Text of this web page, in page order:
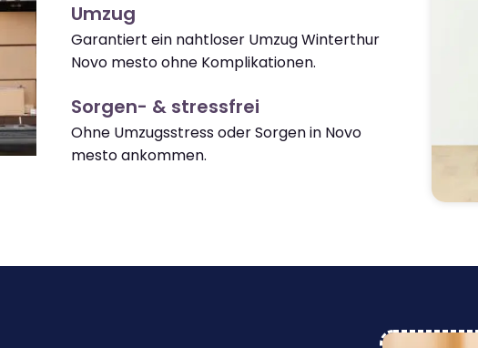
Umzug
Garantiert ein nahtloser Umzug Winterthur
Novo mesto ohne Komplikationen.
Sorgen- & stressfrei
Ohne Umzugsstress oder Sorgen in Novo
mesto ankommen.